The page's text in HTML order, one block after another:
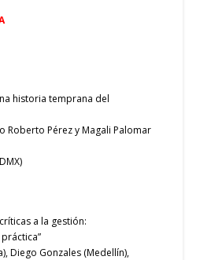
historia temprana del
Roberto Pérez y Magali Palomar
a la gestión:
Diego Gonzales (Medellín),